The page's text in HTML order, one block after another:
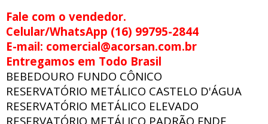
Fale com o vendedor.
Celular/WhatsApp (16) 99795-2844
E-mail: comercial@acorsan.com.br
Entregamos em Todo Brasil
BEBEDOURO FUNDO CÔNICO
RESERVATÓRIO METÁLICO CASTELO D'ÁGUA
RESERVATÓRIO METÁLICO ELEVADO
RESERVATÓRIO METÁLICO PADRÃO FNDE